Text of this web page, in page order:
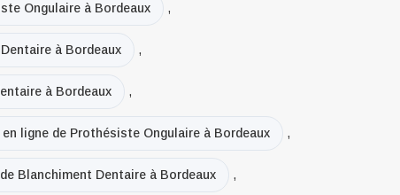
Ongulaire à Bordeaux ,
à Bordeaux ,
à Bordeaux ,
ligne de Prothésiste Ongulaire à Bordeaux ,
Blanchiment Dentaire à Bordeaux ,